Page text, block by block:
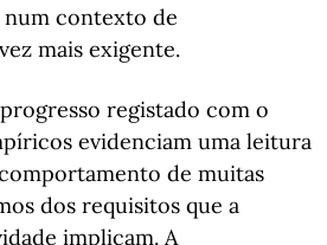
contexto de
mais exigente.
registado com o
evidenciam uma leitura
de muitas
dos requisitos que a
implicam. A